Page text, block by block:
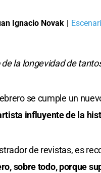
Ignacio Novak |
de la longevidad de
se cumple un
influyente de la
de revistas, es
sobre todo, porque